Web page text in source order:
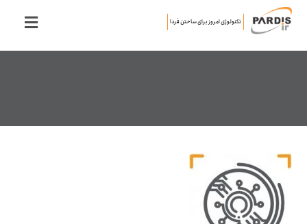
تکنولوژی امروز برای ساختن فردا